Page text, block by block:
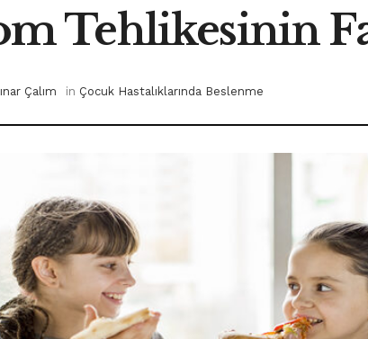
Tehlikesinin
Çalım in Çocuk Hastalıklarında Beslenme